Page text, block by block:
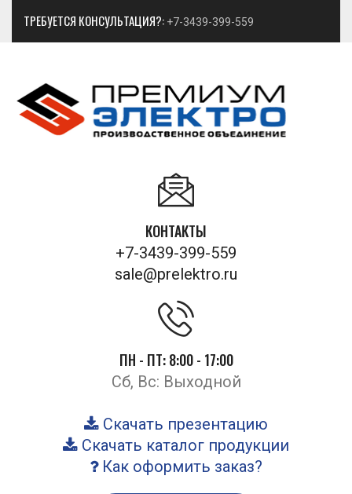
ТРЕБУЕТСЯ КОНСУЛЬТАЦИЯ?: +7-3439-399-559
КОНТАКТЫ
+7-3439-399-559
sale@prelektro.ru
ПН - ПТ: 8:00 - 17:00
Сб, Вс: Выходной
Скачать презентацию
Скачать каталог продукции
Как оформить заказ?